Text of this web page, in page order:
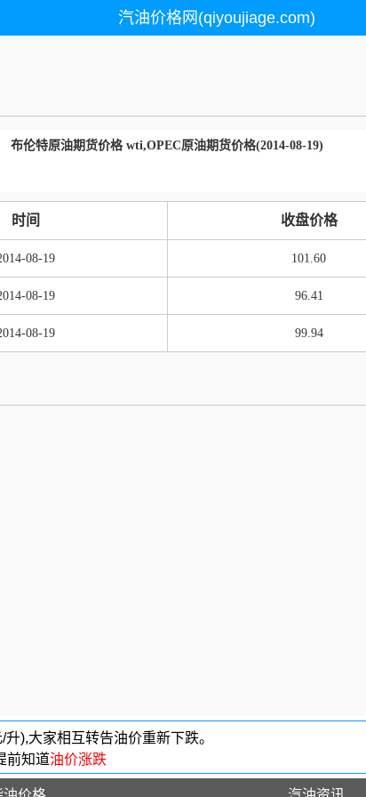
汽油价格网(qiyoujiage.com)
布伦特原油期货价格 wti,OPEC原油期货价格(2014-08-19)
时间 收盘价格
08-19 101.60
08-19 96.41
08-19 99.94
),大家相互转告油价重新下跌。
前知道油价涨跌